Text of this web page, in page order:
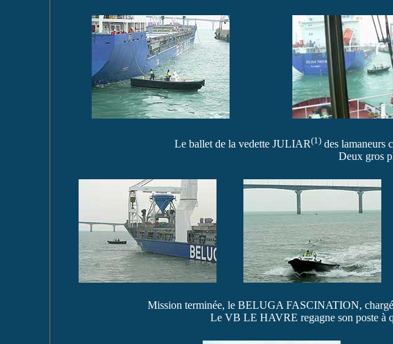
Le ballet de la vedette JULIAR(1)des lamaneurs
Deux gros
Mission terminée, le BELUGA FASCINATION, chargé
Le VB LE HAVRE regagne son poste à